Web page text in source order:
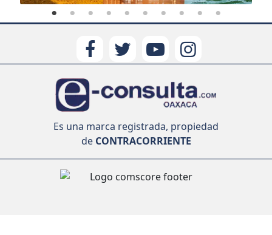
Es una marca registrada, propiedad
deCONTRACORRIENTE